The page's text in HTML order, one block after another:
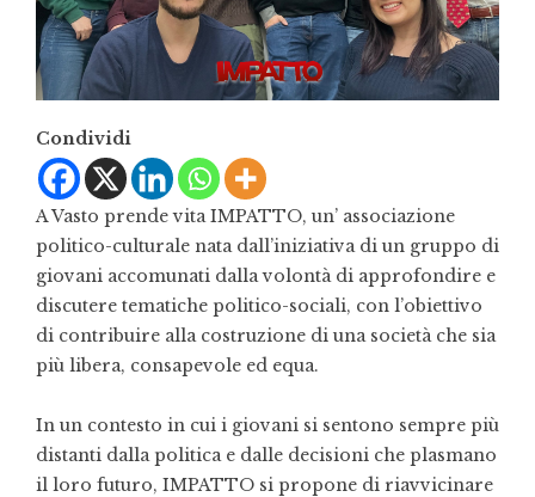
Condividi
A Vasto prende vita IMPATTO, un’ associazione
politico-culturale nata dall’iniziativa di un gruppo di
giovani accomunati dalla volontà di approfondire e
discutere tematiche politico-sociali, con l’obiettivo
di contribuire alla costruzione di una società che sia
più libera, consapevole ed equa.
In un contesto in cui i giovani si sentono sempre più
distanti dalla politica e dalle decisioni che plasmano
il loro futuro, IMPATTO si propone di riavvicinare